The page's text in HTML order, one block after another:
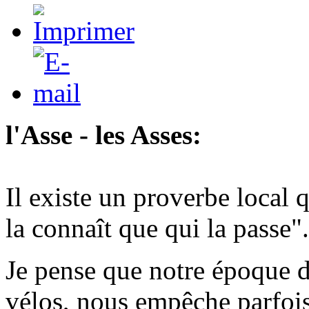
l'Asse - les Asses:
Il existe un proverbe local
la connaît que qui la passe".
Je pense que notre époque
vélos, nous empêche